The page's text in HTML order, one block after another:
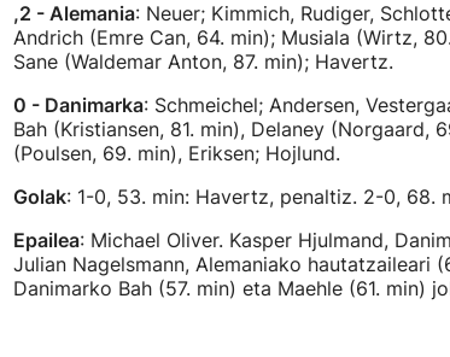
,2 - Alemania: Neuer; Kimmich, Rudiger,
Andrich (Emre Can, 64. min); Musiala (Wirtz,
Sane (Waldemar Anton, 87. min); Havertz.
0 - Danimarka: Schmeichel; Andersen,
Bah (Kristiansen, 81. min), Delaney (Norgaard,
(Poulsen, 69. min), Eriksen; Hojlund.
Golak: 1-0, 53. min: Havertz, penaltiz. 2-0, 68.
Epailea: Michael Oliver. Kasper Hjulmand,
Julian Nagelsmann, Alemaniako hautatzaileari
Danimarko Bah (57. min) eta Maehle (61. min)